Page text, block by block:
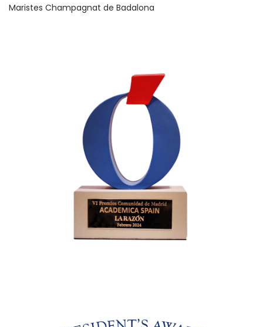
Maristes Champagnat de Badalona